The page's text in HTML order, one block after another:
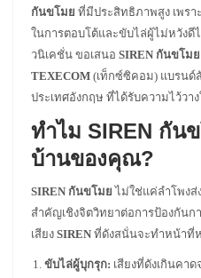
กันขโมย ที่มีประสิทธิภาพสูง เพร
ในการตอบโต้และขับไล่ผู้ไม่หวัง
วนิเคชั่น ขอเสนอ SIREN กันขโมย
TEXECOM (เท็กซ์ซิคอม) แบรน
ประเทศอังกฤษ ที่ได้รับความไว้วา
ทำไม SIREN กัน
บ้านของคุณ?
SIREN กันขโมย ไม่ใช่แค่ลำโพงส่
สำคัญเชิงจิตวิทยาต่อการป้องกันก
เสียง SIREN ที่ดังสนั่นจะทำหน้าที่
ขับไล่ผู้บุกรุก: เสียงที่ดังเกินคา